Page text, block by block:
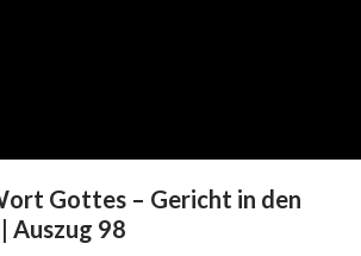
Gottes – Gericht in den
Auszug 98